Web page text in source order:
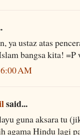
ya ustaz atas
bangsa kita! =P
AM
said...
guna aksara tu
agama Hindu lagi